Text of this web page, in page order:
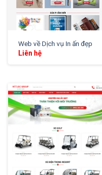
Web về Dịch vụ In ấn đẹp
Liên hệ